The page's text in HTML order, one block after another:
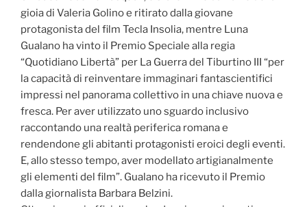
gioia di Valeria Golino e ritirato dalla giovane
protagonista del film Tecla Insolia, mentre Luna
Gualano ha vinto il Premio Speciale alla regia
“Quotidiano Libertà” per La Guerra del Tiburtino III “per
la capacità di reinventare immaginari fantascientifici
impressi nel panorama collettivo in una chiave nuova e
fresca. Per aver utilizzato uno sguardo inclusivo
raccontando una realtà periferica romana e
rendendone gli abitanti protagonisti eroici degli eventi.
E, allo stesso tempo, aver modellato artigianalmente
gli elementi del film”. Gualano ha ricevuto il Premio
dalla giornalista Barbara Belzini.